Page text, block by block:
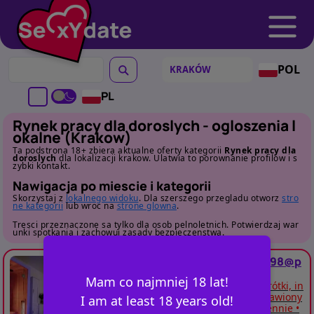
POL
PL
Mam co najmniej 18 lat!
I am at least 18 years old!
Rynek pracy dla doroslych - ogloszenia l
okalne (Krakow)
Ta podstrona 18+ zbiera aktualne oferty kategorii Rynek pracy dla
doroslych dla lokalizacji krakow. Ulatwia to porownanie profilow i s
zybki kontakt.
Nawigacja po miescie i kategorii
Skorzystaj z lokalnego widoku. Dla szerszego przegladu otworz stro
ne kategorii lub wroc nastrone glowna.
Tresci przeznaczone sa tylko dla osob pelnoletnich. Potwierdzaj war
unki spotkania i zachowuj zasady bezpieczenstwa.
lajefa98@p
ZIMA 2025 | WSPÓŁPRACA PREMIUM Krótki, in
tensywny sezon zimowy dla kobiet nastawiony
ch na wysokie zarobki. • od 1 500 zł dziennie •